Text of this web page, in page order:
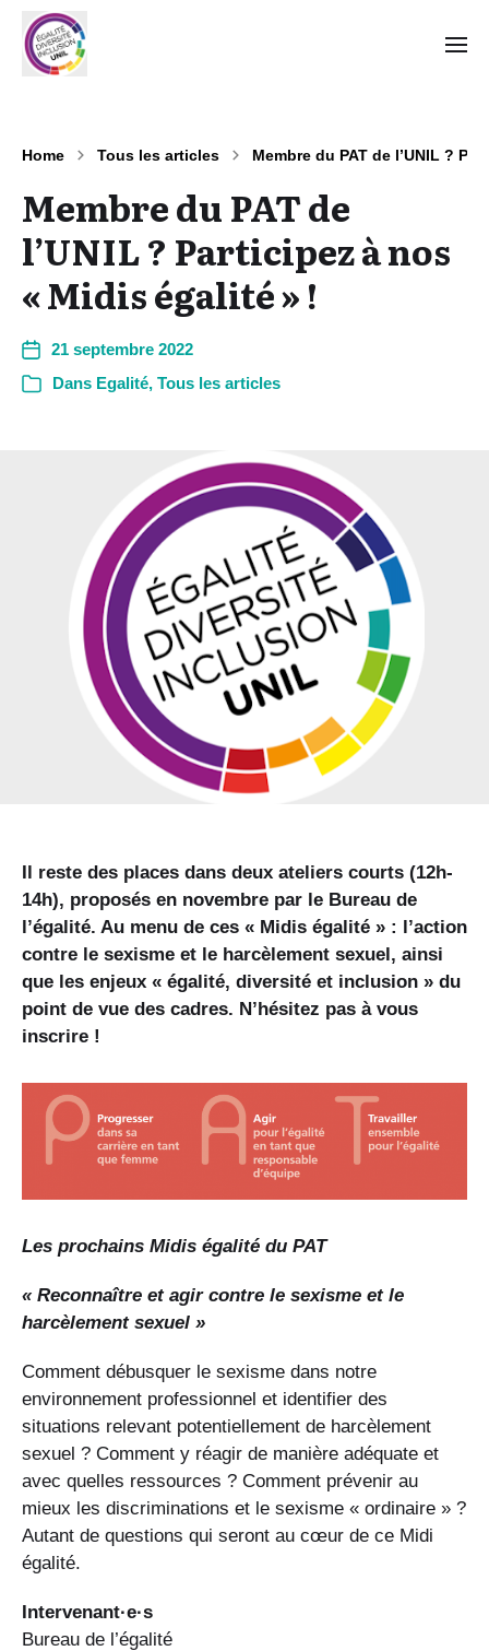
Home Tous les articles Membre du PAT de l’UNIL ?
Membre du PAT de
l’UNIL ? Participez à nos
« Midis égalité » !
21 septembre 2022
Dans Egalité, Tous les articles
Il reste des places dans deux ateliers courts (12h-
14h), proposés en novembre par le Bureau de
l’égalité. Au menu de ces « Midis égalité » : l’action
contre le sexisme et le harcèlement sexuel, ainsi
que les enjeux « égalité, diversité et inclusion » du
point de vue des cadres. N’hésitez pas à vous
inscrire !
Les prochains Midis égalité du PAT
« Reconnaître et agir contre le sexisme et le
harcèlement sexuel »
Comment débusquer le sexisme dans notre
environnement professionnel et identifier des
situations relevant potentiellement de harcèlement
sexuel ? Comment y réagir de manière adéquate et
avec quelles ressources ? Comment prévenir au
mieux les discriminations et le sexisme « ordinaire » ?
Autant de questions qui seront au cœur de ce Midi
égalité.
Intervenant·e·s
Bureau de l’égalité